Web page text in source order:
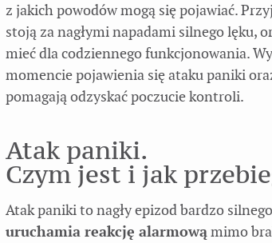
z jakich powodów mogą się pojawiać.
stoją za nagłymi napadami silnego lęku,
mieć dla codziennego funkcjonowania.
momencie pojawienia się ataku paniki
pomagają odzyskać poczucie kontroli.
Atak paniki.
Czym jest i jak
Atak paniki to nagły epizod bardzo
uruchamia reakcję alarmowąmimo